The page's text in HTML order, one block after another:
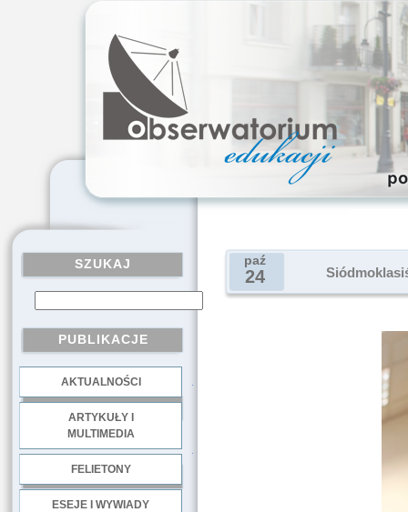
SZUKAJ
PUBLIKACJE
AKTUALNOŚCI
ARTYKUŁY I
MULTIMEDIA
FELIETONY
ESEJE I WYWIADY
paź
24